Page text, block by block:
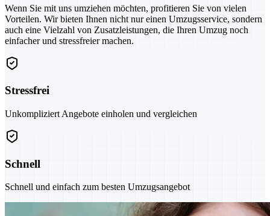
Wenn Sie mit uns umziehen möchten, profitieren Sie von vielen
Vorteilen. Wir bieten Ihnen nicht nur einen Umzugsservice, sondern
auch eine Vielzahl von Zusatzleistungen, die Ihren Umzug noch
einfacher und stressfreier machen.
Stressfrei
Unkompliziert Angebote einholen und vergleichen
Schnell
Schnell und einfach zum besten Umzugsangebot